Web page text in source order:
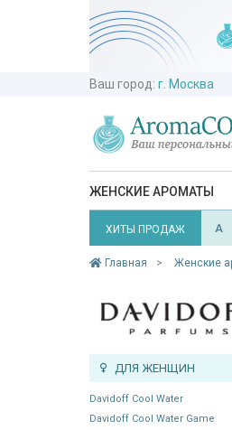
Ваш город: г. Москва
ЖЕНСКИЕ АРОМАТЫ
ХИТЫ ПРОДАЖ A
Главная Женские
ДЛЯ ЖЕНЩИН
Davidoff Cool Water
Davidoff Cool Water Game